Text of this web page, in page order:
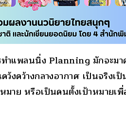
ำแพลนนิ่ง Planning มักจะมา
งคว้างกลางอากาศ เป็นจริงเ
าย หรือเป็นคนตั้งเป้าหมายเพื่